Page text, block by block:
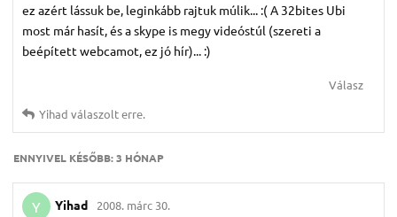
ez azért lássuk be, leginkább rajtuk múlik... :( A 32bites Ubi
most már hasít, és a skype is megy videóstúl (szereti a
beépített webcamot, ez jó hír)... :)
Válasz
Yihad válaszolt erre.
ENNYIVEL KÉSŐBB:3 HÓNAP
Y Yihad 2008. márc 30.